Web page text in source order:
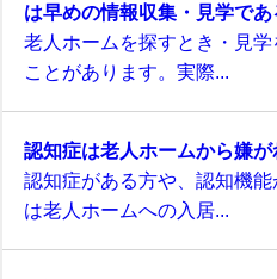
は早めの情報収集・見学であ
老人ホームを探すとき・見
ことがあります。実際...
認知症は老人ホームから嫌
認知症がある方や、認知機
は老人ホームへの入居...